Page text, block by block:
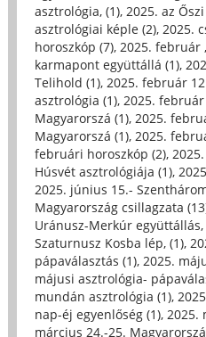
asztrológia, (1), 2025. az
asztrológiai képle (2), 2025.
horoszkóp (7), 2025. február
karmapont együttállá (1),
Telihold (1), 2025. február
asztrológia (1), 2025.
Magyarorszá (1), 2025.
Magyarorszá (1), 2025.
februári horoszkóp (2),
Húsvét asztrológiája (1),
2025. június 15.-
Magyarország csillagzata
Uránusz-Merkúr együttállás,
Szaturnusz Kosba lép, (1),
pápaválasztás (1), 2025.
májusi asztrológia-
mundán asztrológia (1),
nap-éj egyenlőség (1), 2025.
március 24.-25.